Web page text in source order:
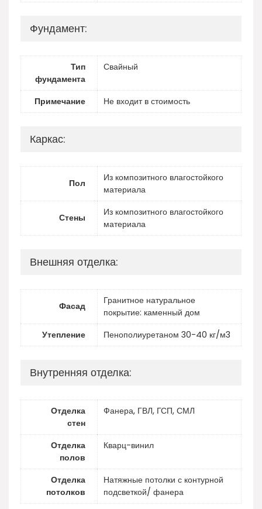
Фундамент:
Тип
фундамента
Свайный
Примечание Не входит в стоимость
Каркас:
Пол
Из композитного влагостойкого
материала
Стены
Из композитного влагостойкого
материала
Внешняя отделка:
Фасад
Гранитное натуральное
покрытие: каменный дом
Утепление
Пенополиуретаном 30-40 кг/м3
Внутренняя отделка:
Отделка
стен
Фанера, ГВЛ, ГСП, СМЛ
Отделка
полов
Кварц-винил
Отделка
потолков
Натяжные потолки с контурной
подсветкой/ фанера